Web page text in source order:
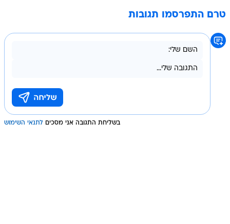
טרם התפרסמו תגובות
בשליחת התגובה אני מסכים לתנאי השימוש